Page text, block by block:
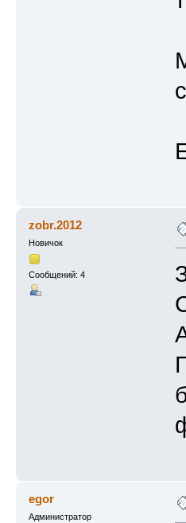
zobr.2012
Новичок
Сообщений: 4
egor
Администратор